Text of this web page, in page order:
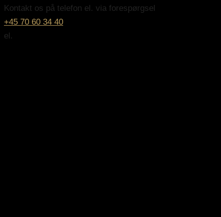
Kontakt os på telefon el. via forespørgsel
+45 70 60 34 40
el.